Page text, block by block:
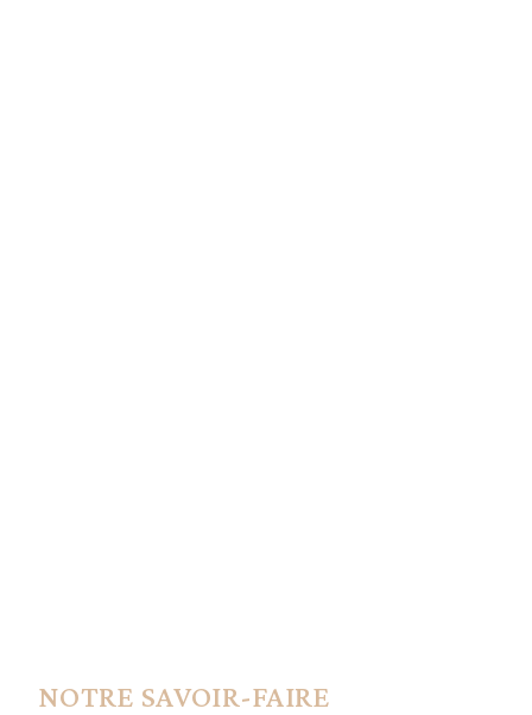
NOTRE SAVOIR-FAIRE